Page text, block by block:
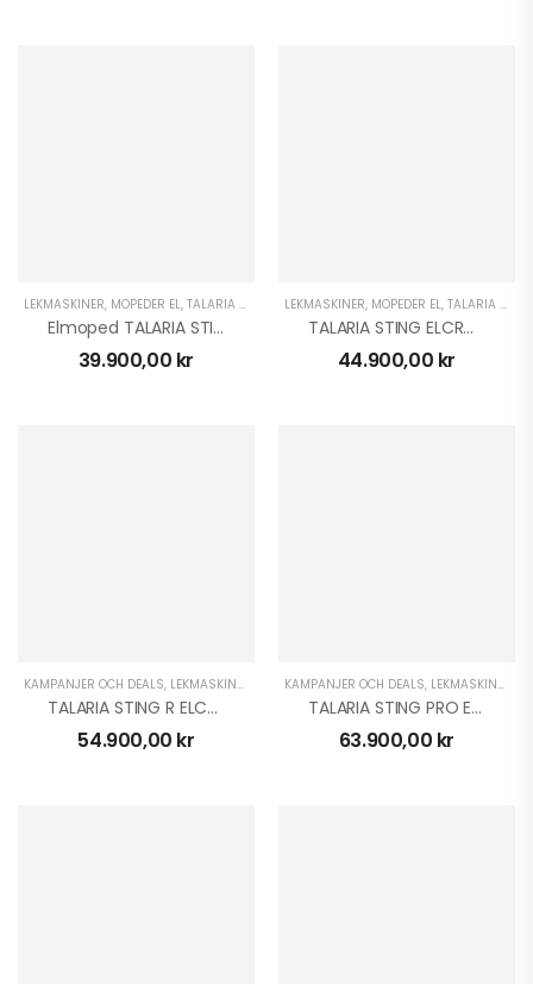
TALARIA STING R
ELCROSS 2025
54.900,00
LEKMASKINER, MOPEDER EL, TALARIA ELCROSS
Elmoped TALARIA STING XXX STREET
39.900,00 kr
LEKMASKINER, MOPEDER EL, TALARIA ELCROSS
TALARIA STING ELCROSS
44.900,00 kr
KAMPANJER OCH DEALS, LEKMASKINER MOPEDER EL,TALARIA ELCROSS
TALARIA STING R ELCROSS 2025
54.900,00 kr
KAMPANJER OCH DEALS, LEKMASKINER
TALARIA STING PRO ELCROSS
63.900,00 kr